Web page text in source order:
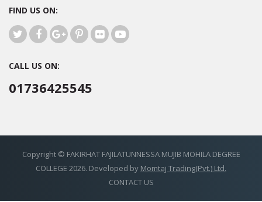
FIND US ON:
CALL US ON:
01736425545
Copyright © FAKIRHAT FAJILATUNNESSA MUJIB MOHILA DEGREE
COLLEGE 2026. Developed by Momtaj Trading(Pvt.) Ltd.
CONTACT US